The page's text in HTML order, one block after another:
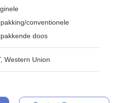
conventionele
doos
Western Union